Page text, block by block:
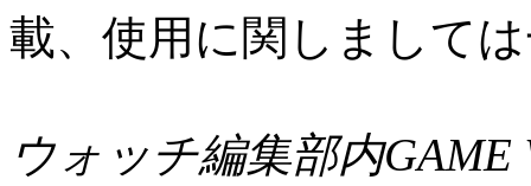
載、使用に関しまして
ウォッチ編集部内GAME